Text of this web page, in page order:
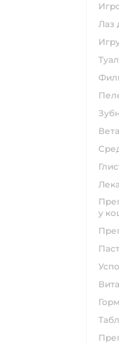
препараты для лечения кожных заболеваний
у